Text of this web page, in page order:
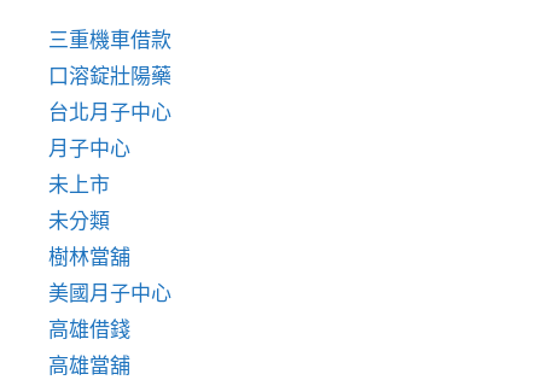
三重機車借款
口溶錠壯陽藥
台北月子中心
月子中心
未上市
未分類
樹林當舖
美國月子中心
高雄借錢
高雄當舖